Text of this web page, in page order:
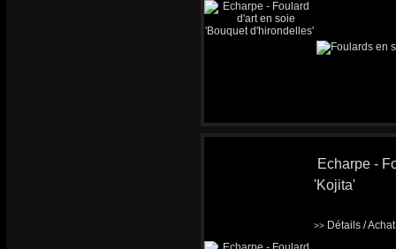
Echarpe -
'Kojita'
>> Détails /